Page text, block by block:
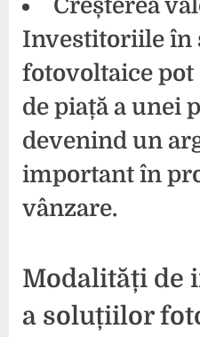
Creșterea
Investitoriile în
fotovoltaice pot
de piață a unei
devenind un
important în
vânzare.
Modalități de
a soluțiilor